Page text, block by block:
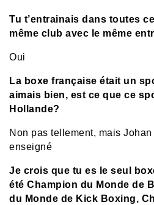
Tu t’entrainais dans toutes
même club avec le même
Oui
La boxe française était un
aimais bien, est ce que ce
Hollande?
Non pas tellement, mais Johan
enseigné
Je crois que tu es le seul
été Champion du Monde de
du Monde de Kick Boxing,